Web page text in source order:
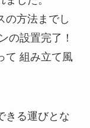
の方法までし
の設置完了！
て 組み立て風
きる運びとな